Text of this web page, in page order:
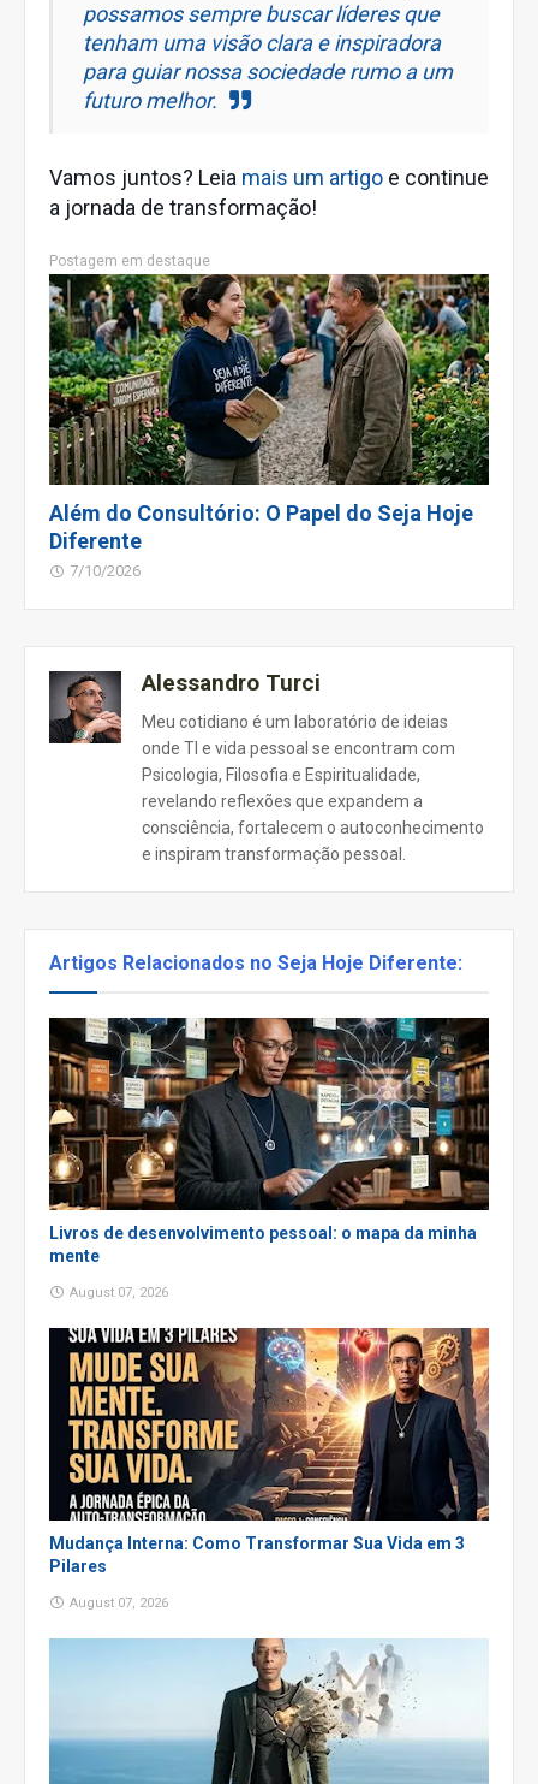
possamos sempre buscar líderes que
tenham uma visão clara e inspiradora
para guiar nossa sociedade rumo a um
futuro melhor.
Vamos juntos? Leia mais um artigo e continue
a jornada de transformação!
Postagem em destaque
Além do Consultório: O Papel do Seja Hoje
Diferente
7/10/2026
Alessandro Turci
Meu cotidiano é um laboratório de ideias
onde TI e vida pessoal se encontram com
Psicologia, Filosofia e Espiritualidade,
revelando reflexões que expandem a
consciência, fortalecem o autoconhecimento
e inspiram transformação pessoal.
Artigos Relacionados no Seja Hoje Diferente:
Livros de desenvolvimento pessoal: o mapa da minha
mente
August 07, 2026
Mudança Interna: Como Transformar Sua Vida em 3
Pilares
August 07, 2026